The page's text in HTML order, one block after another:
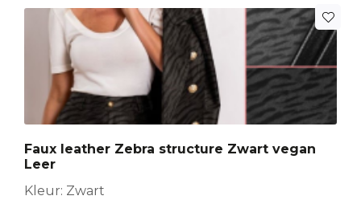
Faux leather Zebra structure Zwart vegan
Leer
Kleur: Zwart